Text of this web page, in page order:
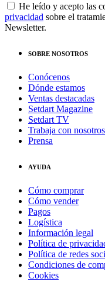
He leído y acepto las
privacidad sobre el
Newsletter.
SOBRE NOSOTROS
Conócenos
Dónde estamos
Ventas destacadas
Setdart Magazine
Setdart TV
Trabaja con nosotros
Prensa
AYUDA
Cómo comprar
Cómo vender
Pagos
Logística
Información legal
Política de
Política de redes
Condiciones de
Cookies